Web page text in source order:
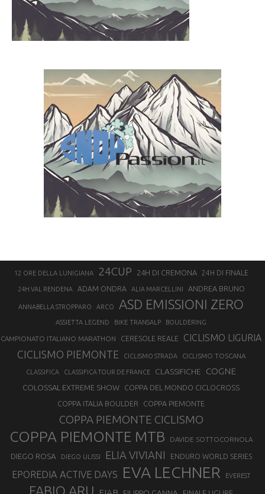
12 ORE DELLA LUNIGIANA 24CUP 24H DI CREMONA 24H DI FINALE
24H VAL RENDENA ADAM ONDRA ALIA MARCELLINI ANDREA BRUNO
ANNABELLA STROPPARO ARCO ASD EMISSIONI ZERO
ASSIETTA LEGEND BIKE TRANSALP BOULDERING
CAMPIONATO ITALIANO MARATHON CERESOLE REALE CICLISMO LIGURIA
CICLISMO PIEMONTE CICLISMO STRADA CICLISMO TOSCANA
CLASSIFICA CLASSIFICA TOUR DE FRANCE CLASSIFICHE COGNE
COLOSSAL EXTREME SHOW
COPPA DEL MONDO CICLOCROSS
COPPA ITALIA BOULDER
COPPA PIEMONTE
COPPA PIEMONTE CICLISMO
COPPA PIEMONTE MTB DAVIDE SOTTOCORNOLA
DIEGO ROSA DIEGO ULISSI ELIA VIVIANI ENDURO WORLD SERIES
EPOREDIA ACTIVE DAYS EVA LECHNER EVEREST
FABIO ARU